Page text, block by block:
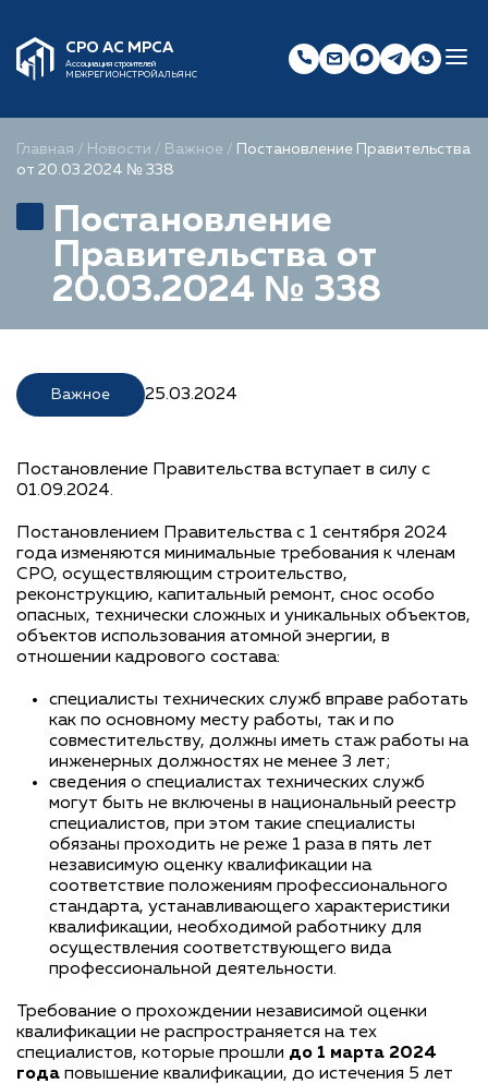
СРО АС МРСА
Ассоциация строителей
МЕЖРЕГИОНСТРОЙАЛЬЯНС
Главная / Новости / Важное /
Постановление Правительства
от 20.03.2024 № 338
Постановление
Правительства от
20.03.2024 № 338
Важное 25.03.2024
Постановление Правительства вступает в силу с
01.09.2024.
Постановлением Правительства с 1 сентября 2024
года изменяются минимальные требования к членам
СРО, осуществляющим строительство,
реконструкцию, капитальный ремонт, снос особо
опасных, технически сложных и уникальных объектов,
объектов использования атомной энергии, в
отношении кадрового состава:
специалисты технических служб вправе работать
как по основному месту работы, так и по
совместительству, должны иметь стаж работы на
инженерных должностях не менее 3 лет;
сведения о специалистах технических служб
могут быть не включены в национальный реестр
специалистов, при этом такие специалисты
обязаны проходить не реже 1 раза в пять лет
независимую оценку квалификации на
соответствие положениям профессионального
стандарта, устанавливающего характеристики
квалификации, необходимой работнику для
осуществления соответствующего вида
профессиональной деятельности.
Требование о прохождении независимой оценки
квалификации не распространяется на тех
специалистов, которые прошли до 1 марта 2024
года повышение квалификации, до истечения 5 лет